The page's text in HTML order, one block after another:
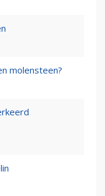
molensteen?